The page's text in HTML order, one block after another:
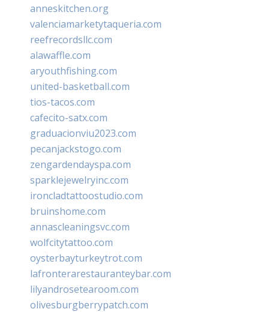
anneskitchen.org
valenciamarketytaqueria.com
reefrecordsllc.com
alawaffle.com
aryouthfishing.com
united-basketball.com
tios-tacos.com
cafecito-satx.com
graduacionviu2023.com
pecanjackstogo.com
zengardendayspa.com
sparklejewelryinc.com
ironcladtattoostudio.com
bruinshome.com
annascleaningsvc.com
wolfcitytattoo.com
oysterbayturkeytrot.com
lafronterarestauranteybar.com
lilyandrosetearoom.com
olivesburgberrypatch.com